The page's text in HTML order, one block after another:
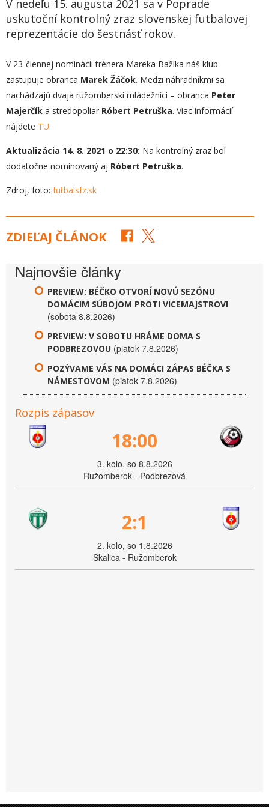
V nedeľu 15. augusta 2021 sa v Poprade
uskutoční kontrolný zraz slovenskej futbalovej
reprezentácie do šestnásť rokov.
V 23-člennej nominácii trénera Mareka Bažíka náš klub
zastupuje obranca Marek Žáčok. Medzi náhradníkmi sa
nachádzajú dvaja ružomberskí mládežníci – obranca Peter
Majerčík a stredopoliar Róbert Petruška. Viac informácií
nájdete TU.
Aktualizácia 14. 8. 2021 o 22:30: Na kontrolný zraz bol
dodatočne nominovaný aj Róbert Petruška.
Zdroj, foto: futbalsfz.sk
ZDIEĽAJ ČLÁNOK
Najnovšie články
PREVIEW: BÉČKO OTVORÍ NOVÚ SEZÓNU
DOMÁCIM SÚBOJOM PROTI VICEMAJSTROVI
(sobota 8.8.2026)
PREVIEW: V SOBOTU HRÁME DOMA S
PODBREZOVOU (piatok 7.8.2026)
POZÝVAME VÁS NA DOMÁCI ZÁPAS BÉČKA S
NÁMESTOVOM (piatok 7.8.2026)
Rozpis zápasov
18:00
3. kolo, so 8.8.2026
Ružomberok - Podbrezová
2:1
2. kolo, so 1.8.2026
Skalica - Ružomberok